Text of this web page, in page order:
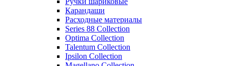
Карандаши
Расходные материалы
Series 88 Collection
Optima Collection
Talentum Collection
Ipsilon Collection